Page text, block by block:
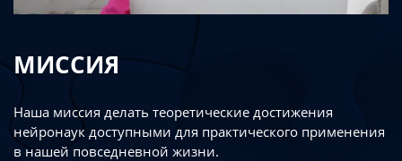
МИССИЯ
Наша миссия делать теоретические достижения
нейронаук доступными для практического применения
в нашей повседневной жизни.